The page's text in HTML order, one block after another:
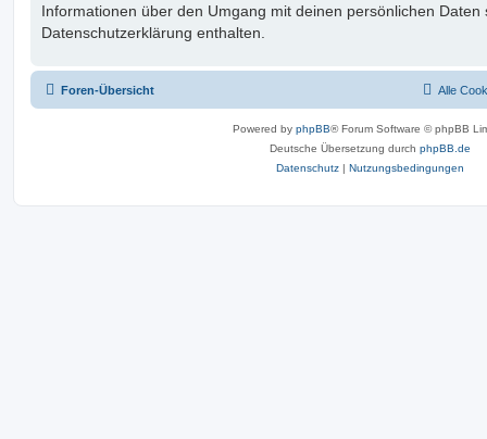
Informationen über den Umgang mit deinen persönlichen Daten
Datenschutzerklärung enthalten.
Foren-Übersicht Alle
Powered by phpBB® Forum Software © phpBB
Deutsche Übersetzung durch phpBB.de
Datenschutz | Nutzungsbedingungen